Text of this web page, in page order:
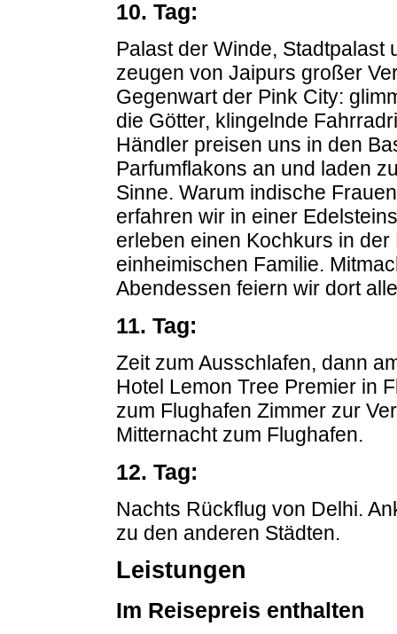
10. Tag:
Palast der Winde, Stadtpalast
zeugen von Jaipurs großer
Gegenwart der Pink City:
die Götter, klingelnde
Händler preisen uns in den
Parfumflakons an und laden
Sinne. Warum indische
erfahren wir in einer
erleben einen Kochkurs in
einheimischen Familie.
Abendessen feiern wir dort
11. Tag:
Zeit zum Ausschlafen, dann
Hotel Lemon Tree Premier in
zum Flughafen Zimmer zur
Mitternacht zum Flughafen.
12. Tag:
Nachts Rückflug von Delhi.
zu den anderen Städten.
Leistungen
Im Reisepreis enthalten